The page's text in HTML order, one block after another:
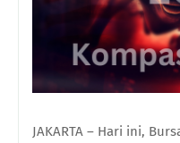
JAKARTA – Hari ini,